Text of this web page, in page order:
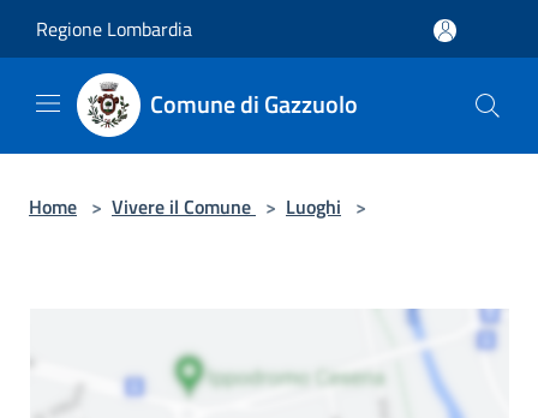
Regione Lombardia
Comune di Gazzuolo
Home > Vivere il Comune > Luoghi >